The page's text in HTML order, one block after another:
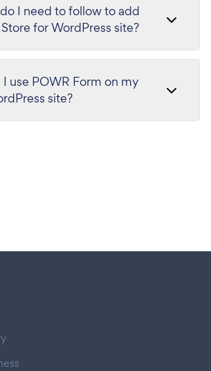
I need to follow to add
my Store for WordPress site?
POWR Form on my
site?